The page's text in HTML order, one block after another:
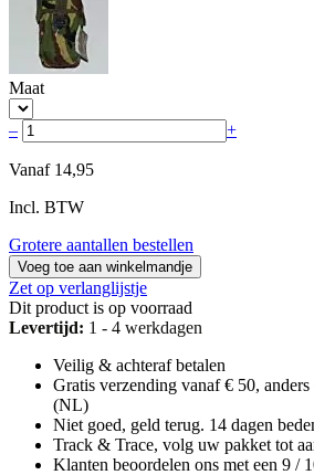
Maat
– +
Vanaf 14,95
Incl. BTW
Grotere aantallen bestellen
Voeg toe aan winkelmandje
Zet op verlanglijstje
Dit product is op voorraad
Levertijd: 1 - 4 werkdagen
Veilig & achteraf betalen
Gratis verzending vanaf € 50,
(NL)
Niet goed, geld terug. 14 dagen
Track & Trace, volg uw pakket tot
Klanten beoordelen ons met een 9 /